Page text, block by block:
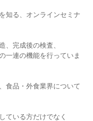
知る、オンラインセミナ
、完成後の検査、
一連の機能を行っていま
食品・外食業界について
ている方だけでなく